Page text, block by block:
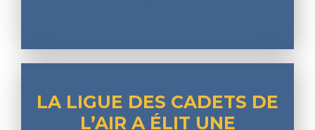
LA LIGUE DES CADETS DE
L’AIR A ÉLIT UNE